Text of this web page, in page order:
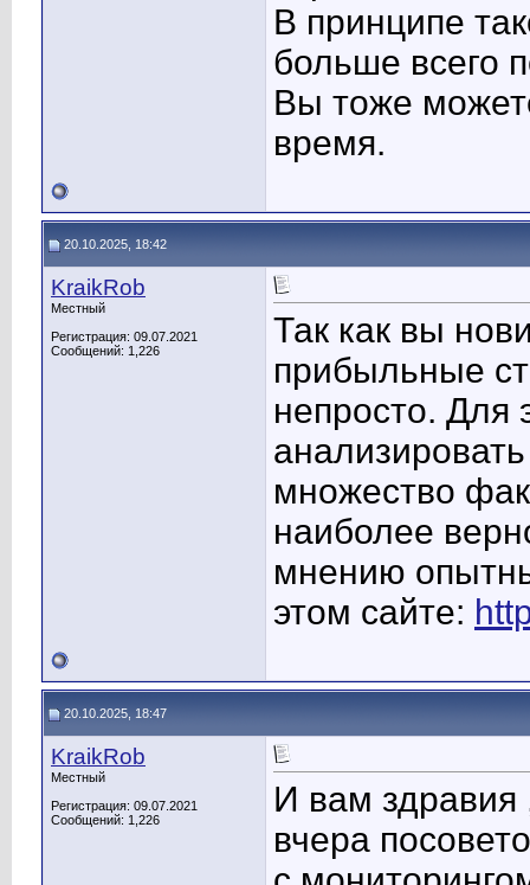
В принципе
больше всего
Вы тоже
время.
20.10.2025, 18:42
KraikRob
Местный
Регистрация: 09.07.2021
Сообщений: 1,226
Так как вы
прибыльные
непросто. Для
множество
наиболее
мнению
этом сайте:
20.10.2025, 18:47
KraikRob
Местный
Регистрация: 09.07.2021
Сообщений: 1,226
И вам здравия
вчера